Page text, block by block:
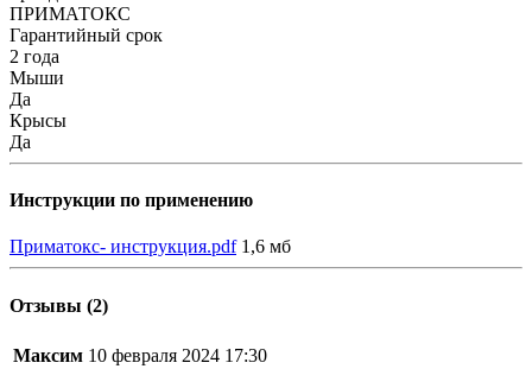
ПРИМАТОКС
Гарантийный срок
2 года
Мыши
Да
Крысы
Да
Инструкции по применению
Приматокс- инструкция.pdf 1,6 мб
Отзывы (2)
Максим 10 февраля 2024 17:30